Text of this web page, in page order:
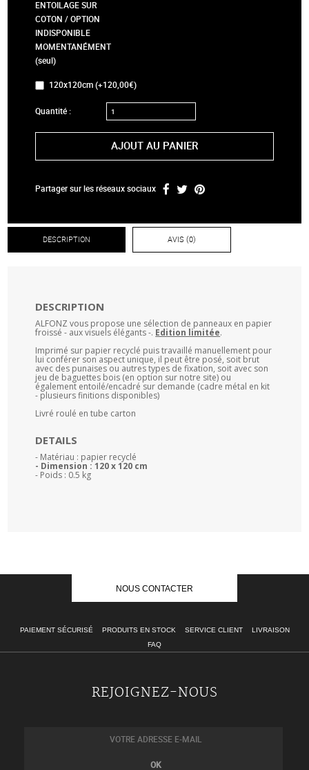
ENTOILAGE SUR
COTON / OPTION
INDISPONIBLE
MOMENTANÉMENT
(seul)
120x120cm (+120,00€)
Quantité :
AJOUT AU PANIER
Partager sur les réseaux sociaux
DESCRIPTION AVIS (0)
DESCRIPTION
ALFONZ vous propose une sélection de panneaux en papier
froissé - aux visuels élégants -. Edition limitée.
Imprimé sur papier recyclé puis travaillé manuellement pour
lui conférer son aspect unique, il peut être posé, soit brut
avec des punaises ou autres types de fixation, soit avec son
jeu de baguettes bois (en option sur notre site) ou
également entoilé/encadré sur demande (cadre métal en kit
- plusieurs finitions disponibles)
Livré roulé en tube carton
DETAILS
- Matériau : papier recyclé
- Dimension : 120 x 120 cm
- Poids : 0.5 kg
NOUS CONTACTER
PAIEMENT SÉCURISÉ PRODUITS EN STOCK SERVICE CLIENT
LIVRAISON
FAQ
REJOIGNEZ-NOUS